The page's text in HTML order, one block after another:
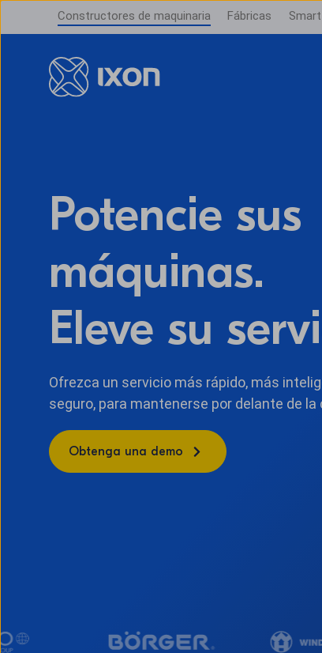
Constructores de maquinaria Fábricas
Potencie sus
máquinas.
Eleve su
Ofrezca un servicio más rápido, más
seguro, para mantenerse por delante de
Obtenga una demo